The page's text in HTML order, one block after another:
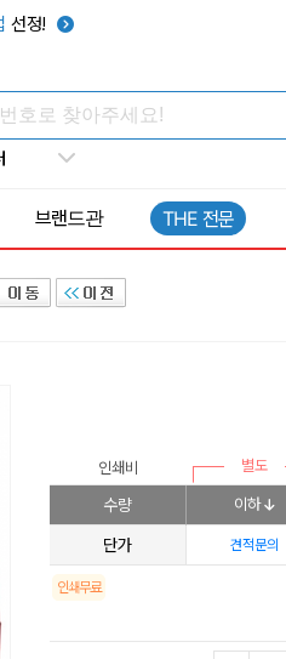
선정!
방
브랜드관 THE 전문
인쇄비 별도
수량 이하
단가 견적문의
인쇄무료